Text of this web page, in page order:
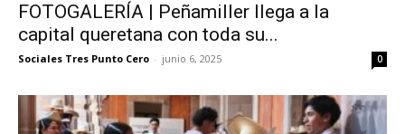
FOTOGALERÍA | Peñamiller llega a la
capital queretana con toda su...
Sociales Tres Punto Cero - junio 6, 2025 0